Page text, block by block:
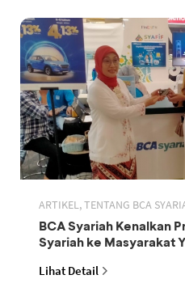
ARTIKEL, TENTANG BCA
BCA Syariah Kenalkan
Syariah ke Masyarakat
Lihat Detail